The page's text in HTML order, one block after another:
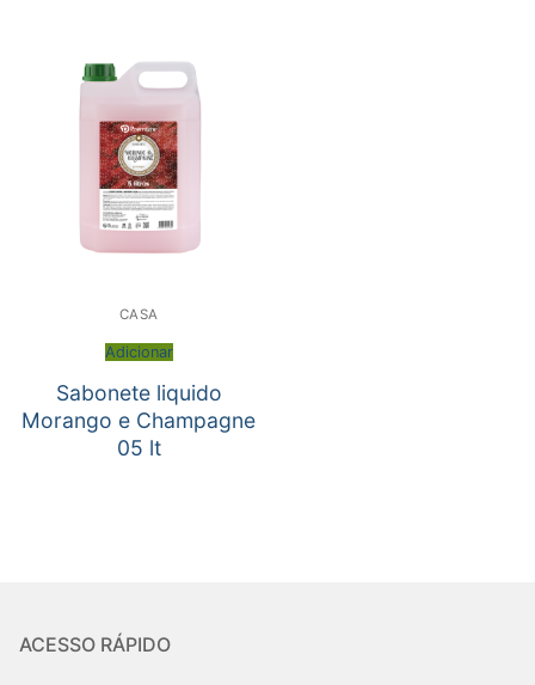
CASA
Adicionar
Sabonete liquido
Morango e Champagne
05 lt
ACESSO RÁPIDO